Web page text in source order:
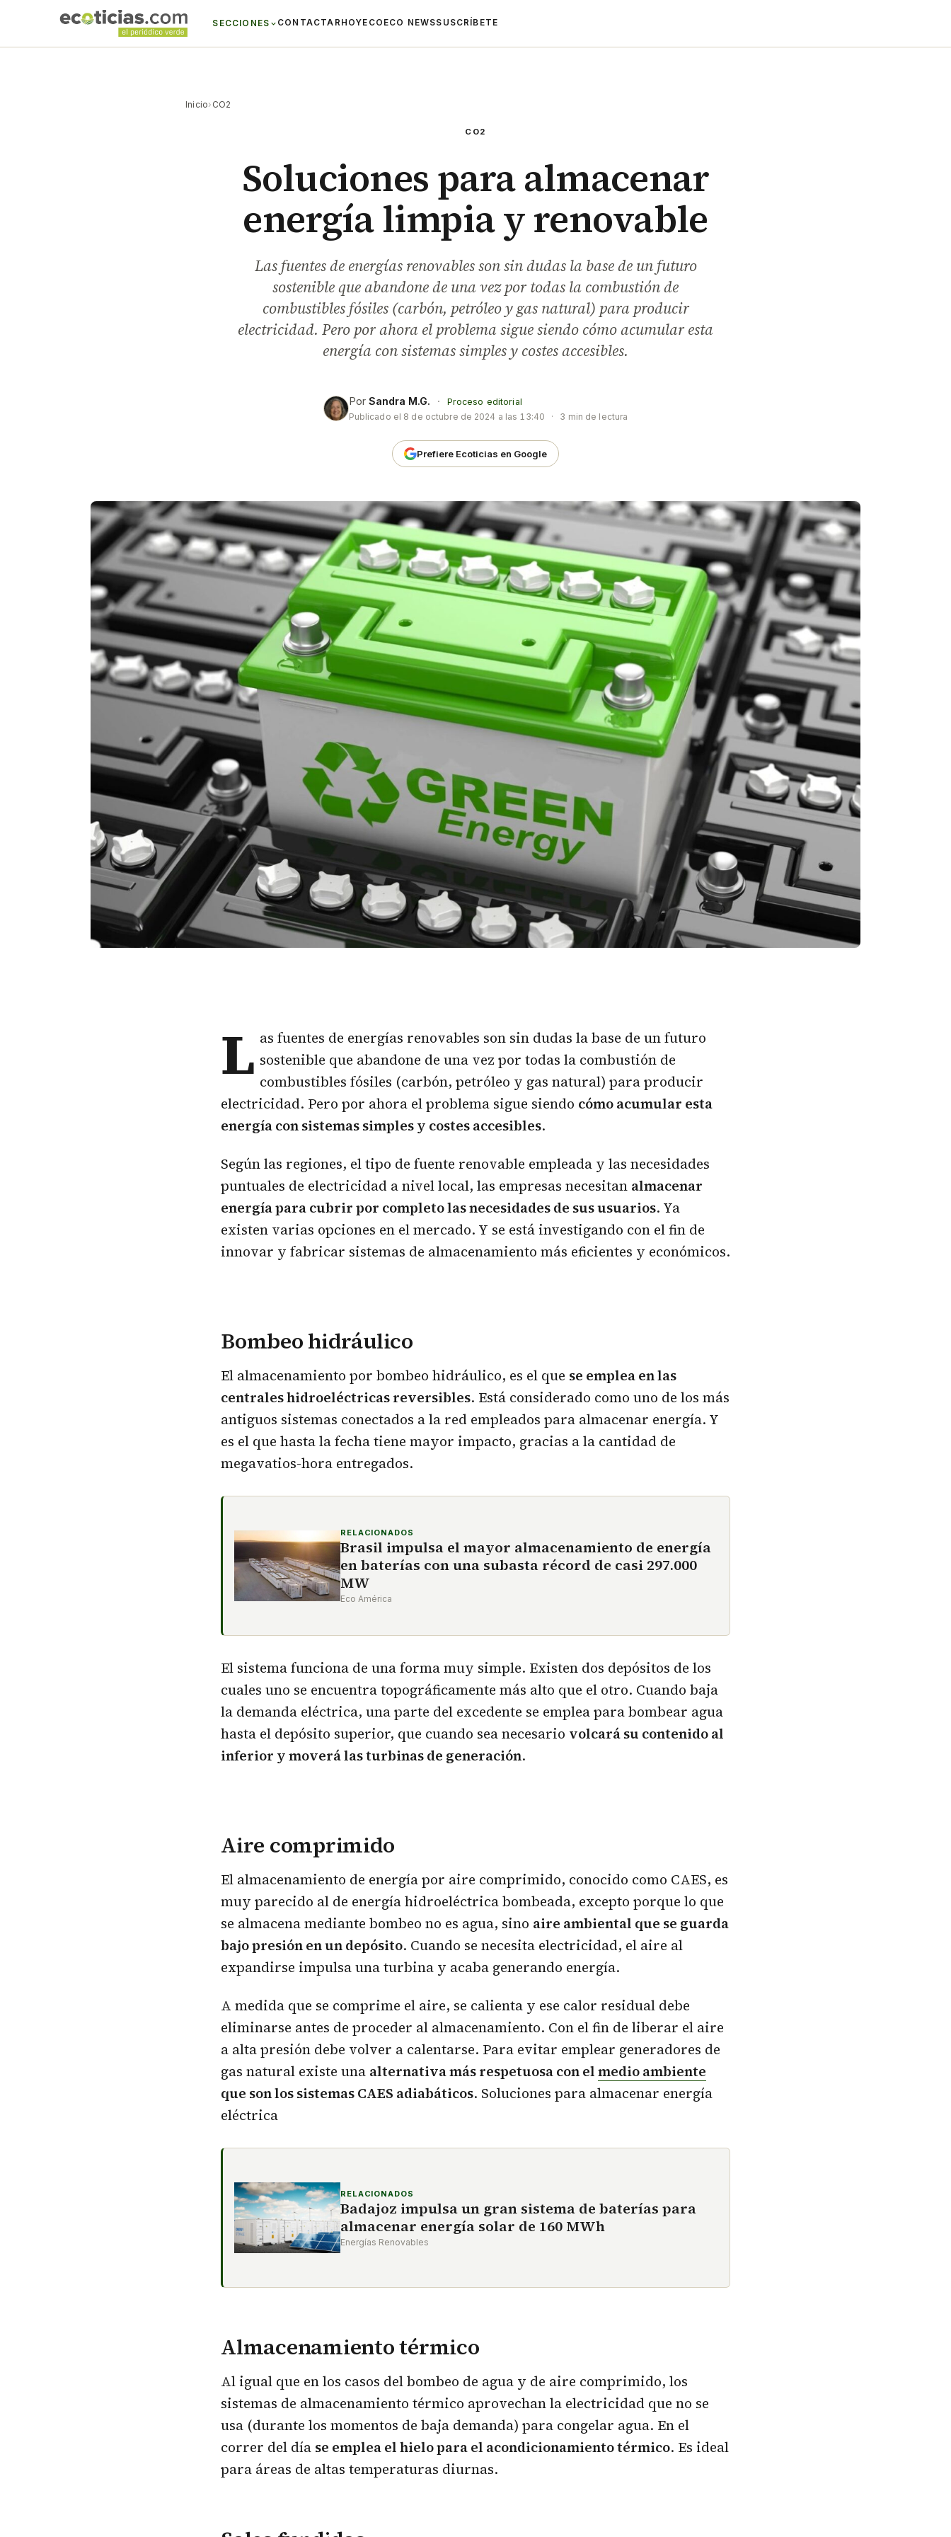
SECCIONES CONTACTAR HOYECO ECO NEWSSUSCRÍBETE
Inicio› CO2
CO2
Soluciones para almacenar
energía limpia y renovable
Las fuentes de energías renovables son sin dudas la base de un futuro
sostenible que abandone de una vez por todas la combustión de
combustibles fósiles (carbón, petróleo y gas natural) para producir
electricidad. Pero por ahora el problema sigue siendo cómo acumular esta
energía con sistemas simples y costes accesibles.
Por Sandra M.G. ·
Proceso editorial
Publicado el 8 de octubre de 2024 a las 13:40 · 3 min de lectura
Prefiere Ecoticias en Google
L as fuentes de energías renovables son sin dudas la base de un futuro
sostenible que abandone de una vez por todas la combustión de
combustibles fósiles (carbón, petróleo y gas natural) para producir
electricidad. Pero por ahora el problema sigue siendo cómo acumular esta
energía con sistemas simples y costes accesibles.
Según las regiones, el tipo de fuente renovable empleada y las necesidades
puntuales de electricidad a nivel local, las empresas necesitan almacenar
energía para cubrir por completo las necesidades de sus usuarios. Ya
existen varias opciones en el mercado. Y se está investigando con el fin de
innovar y fabricar sistemas de almacenamiento más eficientes y económicos.
Bombeo hidráulico
El almacenamiento por bombeo hidráulico, es el que se emplea en las
centrales hidroeléctricas reversibles. Está considerado como uno de los más
antiguos sistemas conectados a la red empleados para almacenar energía. Y
es el que hasta la fecha tiene mayor impacto, gracias a la cantidad de
megavatios-hora entregados.
RELACIONADOS
Brasil impulsa el mayor almacenamiento de energía
en baterías con una subasta récord de casi 297.000
MW
Eco América
El sistema funciona de una forma muy simple. Existen dos depósitos de los
cuales uno se encuentra topográficamente más alto que el otro. Cuando baja
la demanda eléctrica, una parte del excedente se emplea para bombear agua
hasta el depósito superior, que cuando sea necesario volcará su contenido al
inferior y moverá las turbinas de generación.
Aire comprimido
El almacenamiento de energía por aire comprimido, conocido como CAES, es
muy parecido al de energía hidroeléctrica bombeada, excepto porque lo que
se almacena mediante bombeo no es agua, sino aire ambiental que se guarda
bajo presión en un depósito. Cuando se necesita electricidad, el aire al
expandirse impulsa una turbina y acaba generando energía.
A medida que se comprime el aire, se calienta y ese calor residual debe
eliminarse antes de proceder al almacenamiento. Con el fin de liberar el aire
a alta presión debe volver a calentarse. Para evitar emplear generadores de
gas natural existe una alternativa más respetuosa con elmedio ambiente
que son los sistemas CAES adiabáticos. Soluciones para almacenar energía
eléctrica
RELACIONADOS
Badajoz impulsa un gran sistema de baterías para
almacenar energía solar de 160 MWh
Energías Renovables
Almacenamiento térmico
Al igual que en los casos del bombeo de agua y de aire comprimido, los
sistemas de almacenamiento térmico aprovechan la electricidad que no se
usa (durante los momentos de baja demanda) para congelar agua. En el
correr del día se emplea el hielo para el acondicionamiento térmico. Es ideal
para áreas de altas temperaturas diurnas.